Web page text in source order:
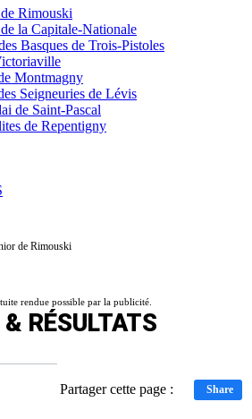
Rimouski
la Capitale-Nationale
Basques de Trois-Pistoles
Montmagny
Seigneuries de Lévis
de Saint-Pascal
de Repentigny
de Rimouski
rendue possible par la publicité.
RÉSULTATS
Partager cette page : Share